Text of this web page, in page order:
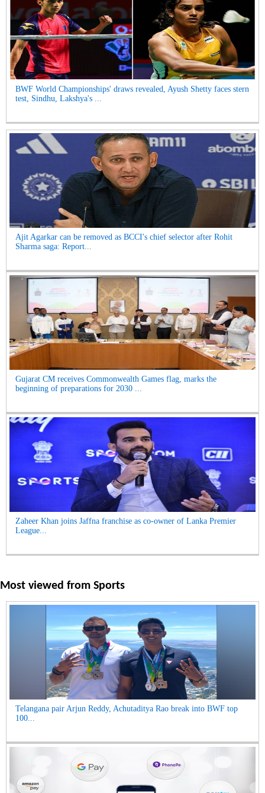
BWF World Championships' draws revealed, Ayush Shetty faces stern
test, Sindhu, Lakshya's ...
Ajit Agarkar can be removed as BCCI's chief selector after Rohit
Sharma saga: Report...
Gujarat CM receives Commonwealth Games flag, marks the
beginning of preparations for 2030 ...
Zaheer Khan joins Jaffna franchise as co-owner of Lanka Premier
League...
Most viewed from Sports
Telangana pair Arjun Reddy, Achutaditya Rao break into BWF top
100...